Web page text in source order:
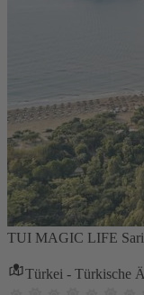
TUI MAGIC LIFE
Türkei - Türkische